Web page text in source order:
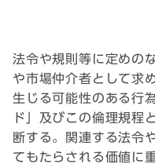
法令や規則等に定めの
や市場仲介者として求
生じる可能性のある行
ド」及びこの倫理規程
断する。関連する法令
てもたらされる価値に